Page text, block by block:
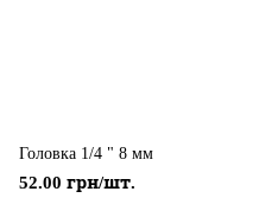
Головка 1/4 " 8 мм
52.00 грн/шт.